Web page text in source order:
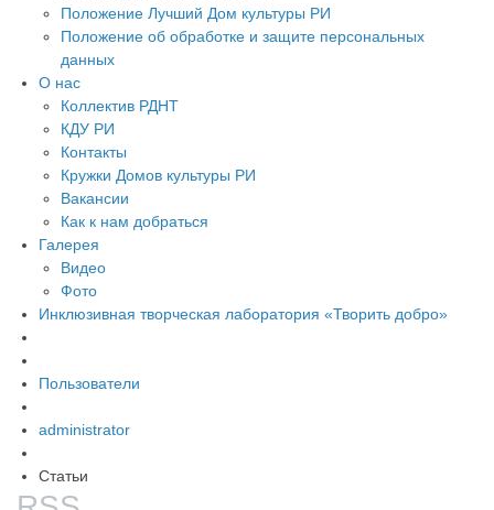
Положение Лучший Дом культуры РИ
Положение об обработке и защите персональных
данных
О нас
Коллектив РДНТ
КДУ РИ
Контакты
Кружки Домов культуры РИ
Вакансии
Как к нам добраться
Галерея
Видео
Фото
Инклюзивная творческая лаборатория «Творить добро»
Пользователи
administrator
Статьи